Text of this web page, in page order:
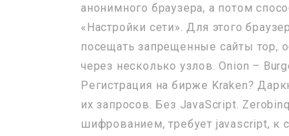
анонимного браузера, а потом
«Настройки сети». Для этого
посещать запрещенные сайты тор,
через несколько узлов. Onion –
Регистрация на бирже Kraken?
их запросов. Без JavaScript.
шифрованием, требует javascript, к